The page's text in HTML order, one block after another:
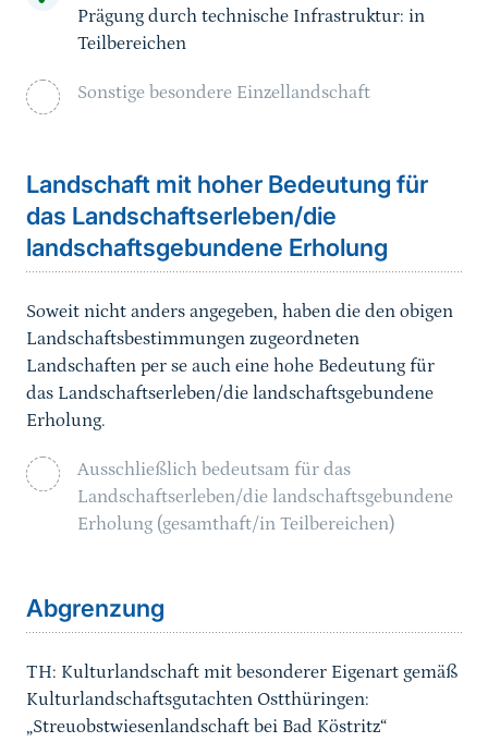
Prägung durch technische Infrastruktur: in
Teilbereichen
Sonstige besondere Einzellandschaft
Landschaft mit hoher Bedeutung für
das Landschaftserleben/die
landschaftsgebundene Erholung
Soweit nicht anders angegeben, haben die den obigen
Landschaftsbestimmungen zugeordneten
Landschaften per se auch eine hohe Bedeutung für
das Landschaftserleben/die landschaftsgebundene
Erholung.
Ausschließlich bedeutsam für das
Landschaftserleben/die landschaftsgebundene
Erholung (gesamthaft/in Teilbereichen)
Abgrenzung
TH: Kulturlandschaft mit besonderer Eigenart gemäß
Kulturlandschaftsgutachten Ostthüringen:
„Streuobstwiesenlandschaft bei Bad Köstritz“